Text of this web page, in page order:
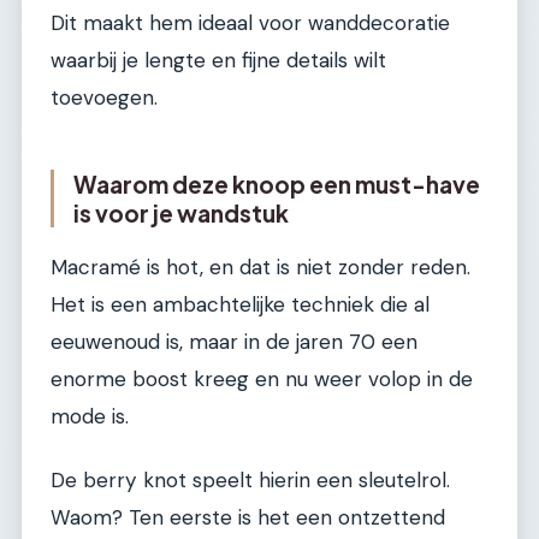
Dit maakt hem ideaal voor wanddecoratie
waarbij je lengte en fijne details wilt
toevoegen.
Waarom deze knoop een must-have
is voor je wandstuk
Macramé is hot, en dat is niet zonder reden.
Het is een ambachtelijke techniek die al
eeuwenoud is, maar in de jaren 70 een
enorme boost kreeg en nu weer volop in de
mode is.
De berry knot speelt hierin een sleutelrol.
Waom? Ten eerste is het een ontzettend